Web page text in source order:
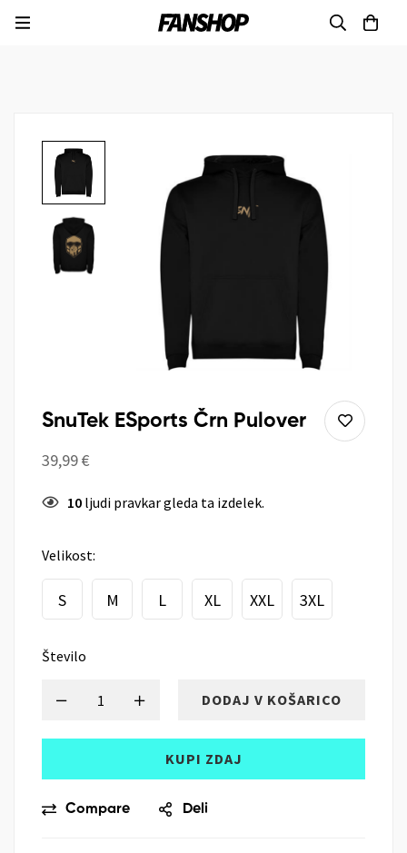
SnuTek ESports Črn Pulover
39,99€
10 ljudi pravkar gleda ta izdelek.
Velikost:
S M L XL XXL 3XL
Število
DODAJ V KOŠARICO
KUPI ZDAJ
Compare Deli